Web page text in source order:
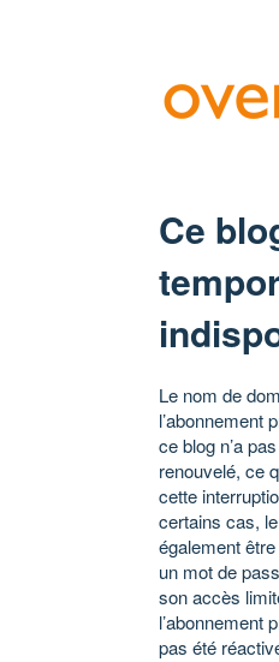
Ce
Le nom de
l’abonnement
ce blog n’a
renouvelé, ce
cette
certains cas,
également
un mot de
son accès
l’abonnement
pas été